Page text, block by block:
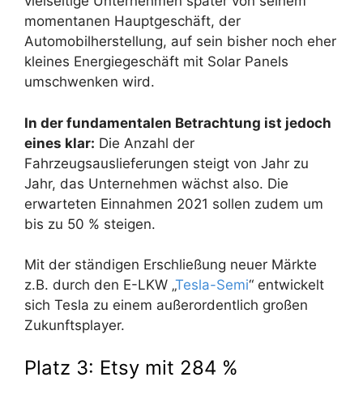
momentanen Hauptgeschäft, der
Automobilherstellung, auf sein bisher noch eher
kleines Energiegeschäft mit Solar Panels
umschwenken wird.
In der fundamentalen Betrachtung ist jedoch
eines klar: Die Anzahl der
Fahrzeugsauslieferungen steigt von Jahr zu
Jahr, das Unternehmen wächst also. Die
erwarteten Einnahmen 2021 sollen zudem um
bis zu 50 % steigen.
Mit der ständigen Erschließung neuer Märkte
z.B. durch den E-LKW „Tesla-Semi“ entwickelt
sich Tesla zu einem außerordentlich großen
Zukunftsplayer.
Platz 3: Etsy mit 284 %